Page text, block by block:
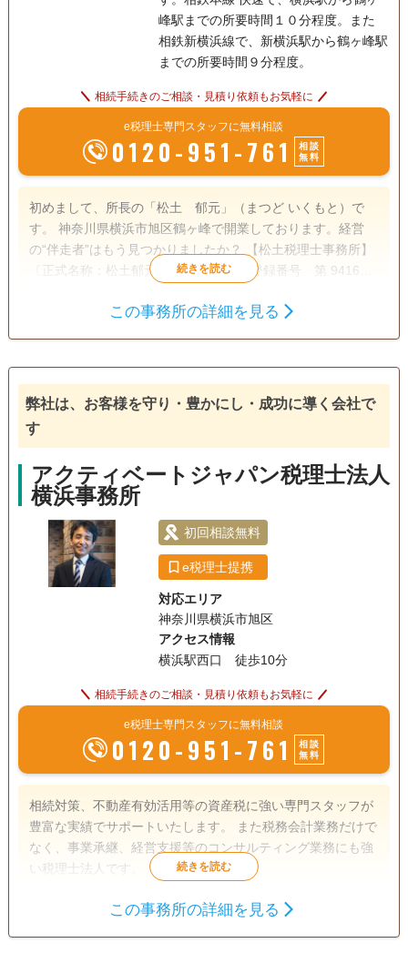
峰駅までの所要時間１０分程度。また
相鉄新横浜線で、新横浜駅から鶴ヶ峰駅
までの所要時間９分程度。
相続手続きのご相談・見積り依頼もお気軽に
e税理士専門スタッフに無料相談
0120-951-761
相談
無料
初めまして、所長の「松土 郁元」（まつど いくもと）で
す。 神奈川県横浜市旭区鶴ヶ峰で開業しております。経営
の“伴走者”はもう見つかりましたか？ 【松土税理士事務所】
〔正式名称：松土郁元税理士事務所〕(登録番号 第 94165
関する幅広い知識はもちろんのこと、学生の頃から不動産や
まらず、幅広いサービスを提供しています。また税務や会計
バイスを提供することができます。 弊所はお客様と密にコミ
決策を提供することを目指しています。話しやすさ、実力、
本物です。弊所のサービスはお客様のビジネスを効率的に運
営し成長を促進するために必要なものです。 弊所は、「30年
を超える経験を、あなたの味方に」をモットーに、「信頼
性、正確性、迅速性、そして親切さ」を大切にしています。
それ故弊所が提供するサービスはお客様のビジネスにとって
不可欠なものであり、常にお客様の成功に貢献することを使
遺産分割
家族信託 相続手続き 銀行手続き
戸籍収集 相続人調査
生前贈与（不動産名
電話相談可 土日相談可 初回相談無料 18時以降相談可
事務所面談可
この事務所の詳細を見る
弊社は、お客様を守り・豊かにし・成功に導く会社で
す
アクティベートジャパン税理士法人
横浜事務所
初回相談無料
e税理士提携
対応エリア
神奈川県横浜市旭区
アクセス情報
横浜駅西口 徒歩10分
相続手続きのご相談・見積り依頼もお気軽に
e税理士専門スタッフに無料相談
0120-951-761
相談
無料
相続対策、不動産有効活用等の資産税に強い専門スタッフが
豊富な実績でサポートいたします。 また税務会計業務だけで
なく、事業承継、経営支援等のコンサルティング業務にも強
い税理士法人です。
生前贈与
この事務所の詳細を見る